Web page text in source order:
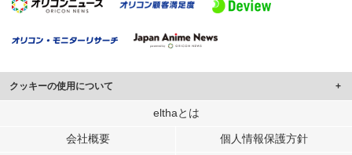
クッキーの使用について
このサイトでは Cookie を使用して、ユーザーに合わせたコンテンツや広告の
行っています。
elthaとは
会社概要 個人情報保護方針